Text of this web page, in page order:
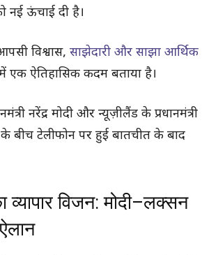
नई ऊंचाई दी है।
विश्वास, साझेदारी और साझा आर्थिक
एक ऐतिहासिक कदम बताया है।
नरेंद्र मोदी और न्यूज़ीलैंड के प्रधानमंत्री
के बीच टेलीफोन पर हुई बातचीत के बाद
व्यापार विजन: मोदी–लक्सन